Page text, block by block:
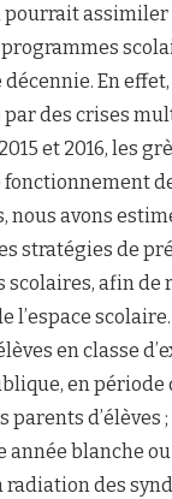
pourrait assimiler
programmes
En
des crises
et 2016, les
nous avons
stratégies de
scolaires, afin de
l’espace scolaire.
en classe
en période
parents d’élèves ;
année blanche
radiation des